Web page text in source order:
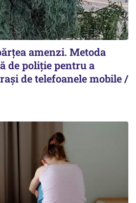
amenzi. Metoda
de poliție pentru a
de telefoanele mobile /